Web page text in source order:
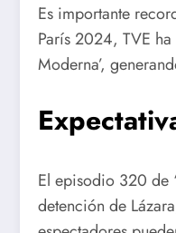
Es importante
París 2024, TVE
Moderna’,
El episodio 320 de
detención de